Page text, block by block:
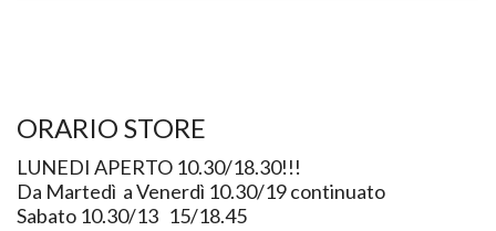
ORARIO STORE
LUNEDI APERTO 10.30/18.30!!!
Da Martedì a Venerdì 10.30/19 continuato
Sabato 10.30/13 15/18.45